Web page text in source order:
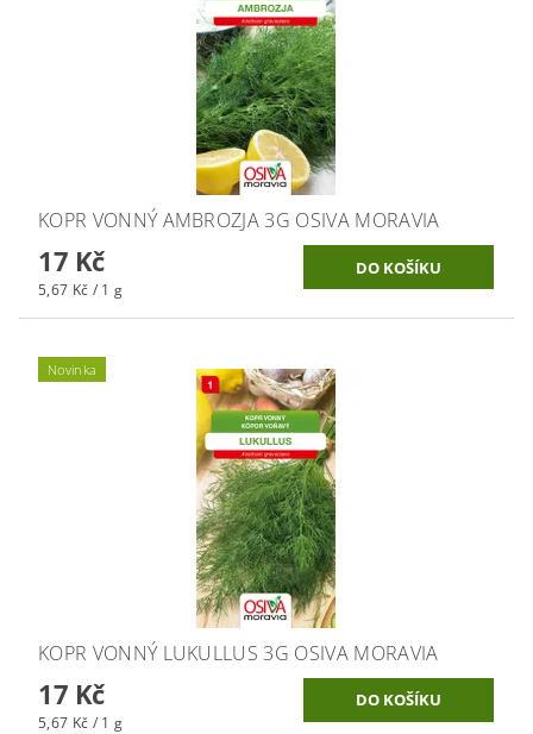
KOPR VONNÝ AMBROZJA 3G OSIVA MORAVIA
17 Kč
5,67 Kč / 1 g
Novinka
KOPR VONNÝ LUKULLUS 3G OSIVA MORAVIA
17 Kč
5,67 Kč / 1 g